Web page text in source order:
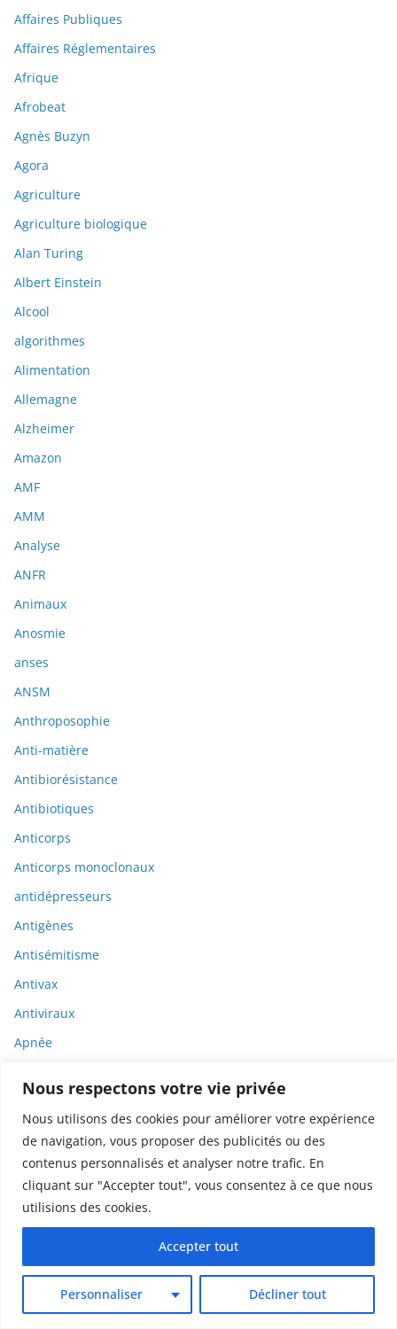
Nous respectons votre vie privée
Nous utilisons des cookies pour améliorer votre expérience
de navigation, vous proposer des publicités ou des
contenus personnalisés et analyser notre trafic. En
cliquant sur "Accepter tout", vous consentez à ce que nous
utilisions des cookies.
Personnaliser Décliner tout
Accepter tout
Affaires Publiques
Affaires Réglementaires
Afrique
Afrobeat
Agnès Buzyn
Agora
Agriculture
Agriculture biologique
Alan Turing
Albert Einstein
Alcool
algorithmes
Alimentation
Allemagne
Alzheimer
Amazon
AMF
AMM
Analyse
ANFR
Animaux
Anosmie
anses
ANSM
Anthroposophie
Anti-matière
Antibiorésistance
Antibiotiques
Anticorps
Anticorps monoclonaux
antidépresseurs
Antigènes
Antisémitisme
Antivax
Antiviraux
Apnée
Architecture
Arcom
Armes de destruction massive
ARN